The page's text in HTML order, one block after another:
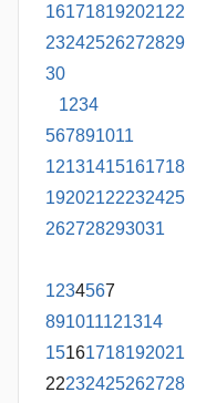
16171819202122
23242526272829
30
1234
567891011
12131415161718
19202122232425
262728293031
1234567
891011121314
15161718192021
22232425262728